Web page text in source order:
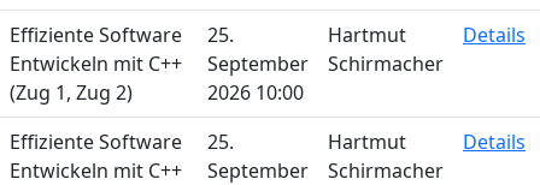
Effiziente Software
Entwickeln mit C++
(Zug 1, Zug 2)
25.
September
2026 10:00
Hartmut
Schirmacher
Details
Effiziente Software
Entwickeln mit C++
25.
September
Hartmut
Schirmacher
Details